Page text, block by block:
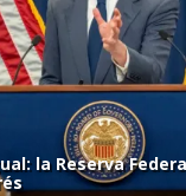
la Reserva